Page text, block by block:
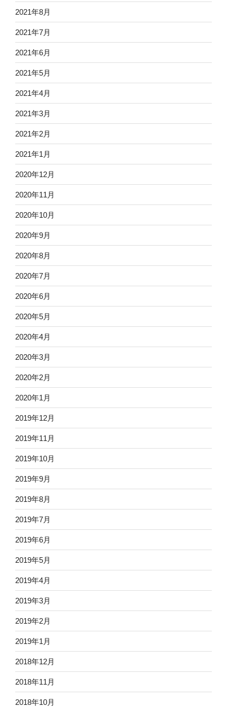
2021年8月
2021年7月
2021年6月
2021年5月
2021年4月
2021年3月
2021年2月
2021年1月
2020年12月
2020年11月
2020年10月
2020年9月
2020年8月
2020年7月
2020年6月
2020年5月
2020年4月
2020年3月
2020年2月
2020年1月
2019年12月
2019年11月
2019年10月
2019年9月
2019年8月
2019年7月
2019年6月
2019年5月
2019年4月
2019年3月
2019年2月
2019年1月
2018年12月
2018年11月
2018年10月